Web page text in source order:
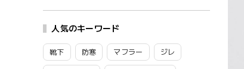
人気のキーワード
靴下 防寒 マフラー ジレ